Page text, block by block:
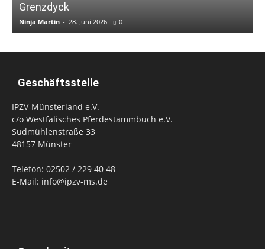
Grenzdyck
Ninja Martin - 28. Juni 2026 0
Geschäftsstelle
IPZV-Münsterland e.V.
c/o Westfälisches Pferdestammbuch e.V.
Sudmühlenstraße 33
48157 Münster
Telefon: 02502 / 229 40 48
E-Mail: info@ipzv-ms.de